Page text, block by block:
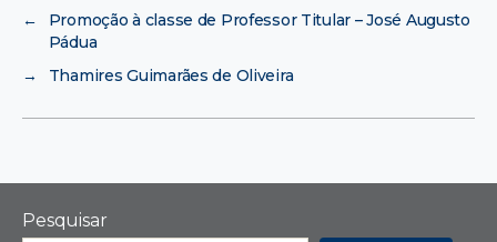
←
Promoção à classe de Professor Titular – José Augusto
Pádua
→
Thamires Guimarães de Oliveira
Pesquisar